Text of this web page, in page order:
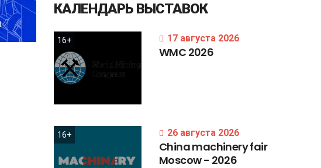
КАЛЕНДАРЬ ВЫСТАВОК
16+ 17 августа 2026
WMC 2026
16+ 26 августа 2026
Chinamachineryfair
Moscow- 2026